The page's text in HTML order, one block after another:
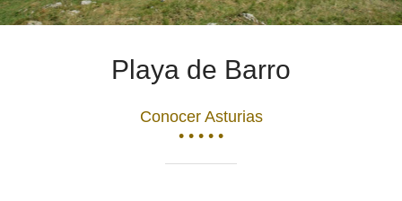
Playa de Barro
Conocer Asturias
• • • • •